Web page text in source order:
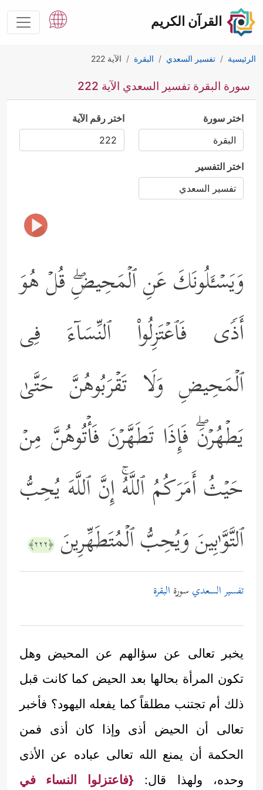
القرآن الكريم
الرئيسية تفسير السعدي البقرة الآية 222
سورة البقرة تفسير السعدي الآية 222
اختر سورة اختر رقم الآية
اختر التفسير
وَیَسۡـَٔلُونَكَ عَنِ ٱلۡمَحِیضِۖ قُلۡ هُوَ
أَذࣰى فَٱعۡتَزِلُواْ ٱلنِّسَاۤءَ فِی
ٱلۡمَحِیضِ وَلَا تَقۡرَبُوهُنَّ حَتَّىٰ
یَطۡهُرۡنَۖ فَإِذَا تَطَهَّرۡنَ فَأۡتُوهُنَّ مِنۡ
حَیۡثُ أَمَرَكُمُ ٱللَّهُۚ إِنَّ ٱللَّهَ یُحِبُّ
ٱلتَّوَّ ٰ⁠بِینَ وَیُحِبُّ ٱلۡمُتَطَهِّرِینَ ﴿٢٢٢﴾
تفسير السعدي سورة البقرة
يخبر تعالى عن سؤالهم عن المحيض وهل
تكون المرأة بحالها بعد الحيض كما كانت قبل
ذلك أم تجتنب مطلقاً كما يفعله اليهود؟ فأخبر
تعالى أن الحيض أذى وإذا كان أذى فمن
الحكمة أن يمنع الله تعالى عباده عن الأذى
وحده، ولهذا قال: {فاعتزلوا النساء في